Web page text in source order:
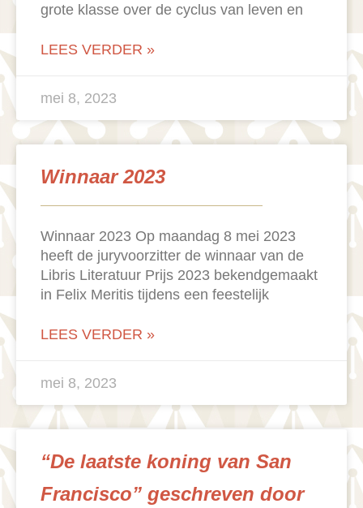
grote klasse over de cyclus van leven en
LEES VERDER »
mei 8, 2023
Winnaar 2023
Winnaar 2023 Op maandag 8 mei 2023
heeft de juryvoorzitter de winnaar van de
Libris Literatuur Prijs 2023 bekendgemaakt
in Felix Meritis tijdens een feestelijk
LEES VERDER »
mei 8, 2023
“De laatste koning van San
Francisco” geschreven door